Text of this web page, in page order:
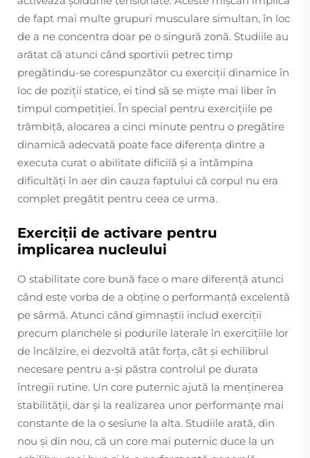
de fapt mai multe grupuri musculare simultan, în loc
de a ne concentra doar pe o singură zonă. Studiile au
arătat că atunci când sportivii petrec timp
pregătindu-se corespunzător cu exerciții dinamice în
loc de poziții statice, ei tind să se miște mai liber în
timpul competiției. În special pentru exercițiile pe
trâmbiță, alocarea a cinci minute pentru o pregătire
dinamică adecvată poate face diferența dintre a
executa curat o abilitate dificilă și a întâmpina
dificultăți în aer din cauza faptului că corpul nu era
complet pregătit pentru ceea ce urma.
Exerciții de activare pentru
implicarea nucleului
O stabilitate core bună face o mare diferență atunci
când este vorba de a obține o performanță excelentă
pe sârmă. Atunci când gimnaștii includ exerciții
precum planchele și podurile laterale în exercițiile lor
de încălzire, ei dezvoltă atât forța, cât și echilibrul
necesare pentru a-și păstra controlul pe durata
întregii rutine. Un core puternic ajută la menținerea
stabilității, dar și la realizarea unor performanțe mai
constante de la o sesiune la alta. Studiile arată, din
nou și din nou, că un core mai puternic duce la un